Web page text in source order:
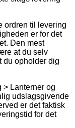
ordren til levering
er for det
Den mest
at du selv
du opholder dig
> Lanterner og
udslagsgivende
er det faktisk
for det